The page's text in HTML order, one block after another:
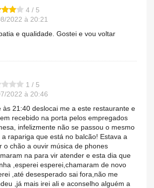
4 / 5
2022 à 20:21
e qualidade. Gostei e vou voltar
1 / 5
2022 à 20:46
às 21:40 deslocai me a este restaurante e
recebido na porta pelos empregados
infelizmente não se passou o mesmo
a rapariga que está no balcão! Estava a
o chão a ouvir música de phones
na para vir atender e esta dia que
,esperei esperei,chamaram de novo
,até desesperado sai fora,não me
,já mais irei ali e aconselho alguém a